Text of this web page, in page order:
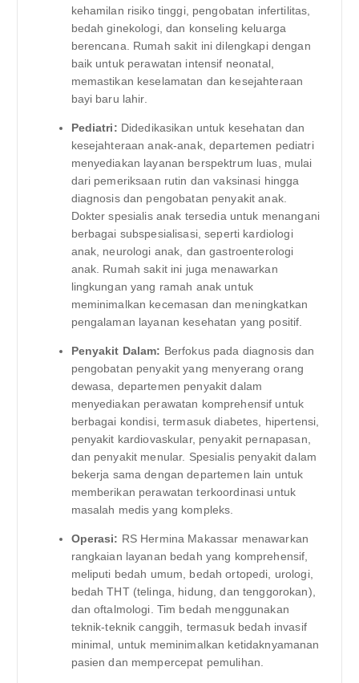
kehamilan risiko tinggi, pengobatan infertilitas,
bedah ginekologi, dan konseling keluarga
berencana. Rumah sakit ini dilengkapi dengan
baik untuk perawatan intensif neonatal,
memastikan keselamatan dan kesejahteraan
bayi baru lahir.
Pediatri: Didedikasikan untuk kesehatan dan
kesejahteraan anak-anak, departemen pediatri
menyediakan layanan berspektrum luas, mulai
dari pemeriksaan rutin dan vaksinasi hingga
diagnosis dan pengobatan penyakit anak.
Dokter spesialis anak tersedia untuk menangani
berbagai subspesialisasi, seperti kardiologi
anak, neurologi anak, dan gastroenterologi
anak. Rumah sakit ini juga menawarkan
lingkungan yang ramah anak untuk
meminimalkan kecemasan dan meningkatkan
pengalaman layanan kesehatan yang positif.
Penyakit Dalam: Berfokus pada diagnosis dan
pengobatan penyakit yang menyerang orang
dewasa, departemen penyakit dalam
menyediakan perawatan komprehensif untuk
berbagai kondisi, termasuk diabetes, hipertensi,
penyakit kardiovaskular, penyakit pernapasan,
dan penyakit menular. Spesialis penyakit dalam
bekerja sama dengan departemen lain untuk
memberikan perawatan terkoordinasi untuk
masalah medis yang kompleks.
Operasi: RS Hermina Makassar menawarkan
rangkaian layanan bedah yang komprehensif,
meliputi bedah umum, bedah ortopedi, urologi,
bedah THT (telinga, hidung, dan tenggorokan),
dan oftalmologi. Tim bedah menggunakan
teknik-teknik canggih, termasuk bedah invasif
minimal, untuk meminimalkan ketidaknyamanan
pasien dan mempercepat pemulihan.